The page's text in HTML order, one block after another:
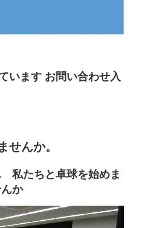
います お問い合わせ入
せんか。
私たちと卓球を始めま
か